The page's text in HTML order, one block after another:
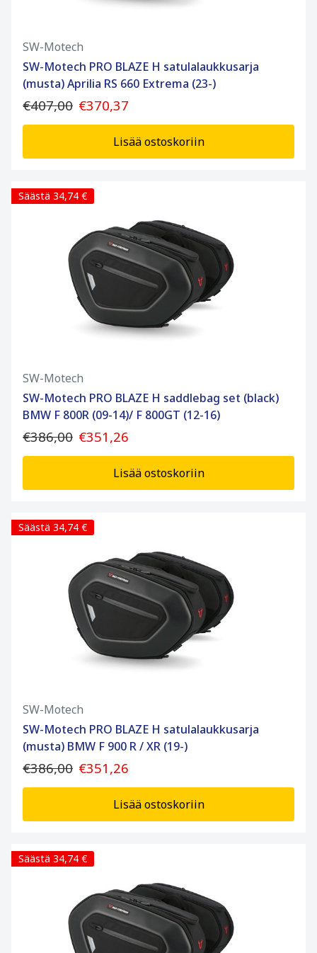
SW-Motech
SW-Motech PRO BLAZE H satulalaukkusarja
(musta) Aprilia RS 660 Extrema (23-)
€407,00 €370,37
Lisää ostoskoriin
Säästä 34,74 €
SW-Motech
SW-Motech PRO BLAZE H saddlebag set (black)
BMW F 800R (09-14)/ F 800GT (12-16)
€386,00 €351,26
Lisää ostoskoriin
Säästä 34,74 €
SW-Motech
SW-Motech PRO BLAZE H satulalaukkusarja
(musta) BMW F 900 R / XR (19-)
€386,00 €351,26
Lisää ostoskoriin
Säästä 34,74 €